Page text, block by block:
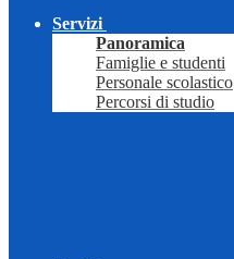
Servizi
Panoramica
Famiglie e studenti
Personale scolastico
Percorsi di studio